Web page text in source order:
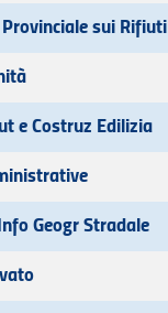
sui Rifiuti
e Costruz Edilizia
Geogr Stradale